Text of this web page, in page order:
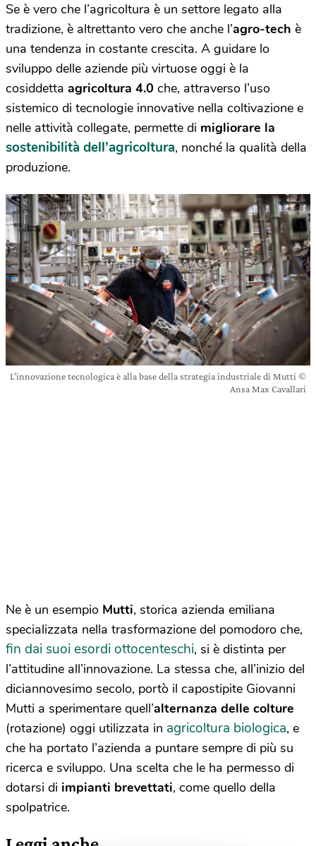
Se è vero che l’agricoltura è un settore legato alla
tradizione, è altrettanto vero che anche l’agro-tech è
una tendenza in costante crescita. A guidare lo
sviluppo delle aziende più virtuose oggi è la
cosiddetta agricoltura 4.0 che, attraverso l’uso
sistemico di tecnologie innovative nella coltivazione e
nelle attività collegate, permette di migliorare la
sostenibilità dell’agricoltura, nonché la qualità della
produzione.
L’innovazione tecnologica è alla base della strategia industriale di Mutti ©
Ansa Max Cavallari
Ne è un esempio Mutti, storica azienda emiliana
specializzata nella trasformazione del pomodoro che,
fin dai suoi esordi ottocenteschi, si è distinta per
l’attitudine all’innovazione. La stessa che, all’inizio del
diciannovesimo secolo, portò il capostipite Giovanni
Mutti a sperimentare quell’alternanza delle colture
(rotazione) oggi utilizzata in agricoltura biologica, e
che ha portato l’azienda a puntare sempre di più su
ricerca e sviluppo. Una scelta che le ha permesso di
dotarsi di impianti brevettati, come quello della
spolpatrice.